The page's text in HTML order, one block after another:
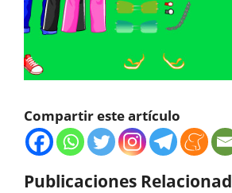
Compartir este artículo
Publicaciones